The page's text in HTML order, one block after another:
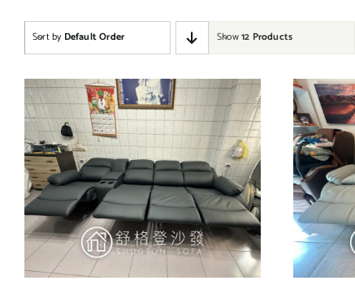
Sort by Default Order Show12 Products